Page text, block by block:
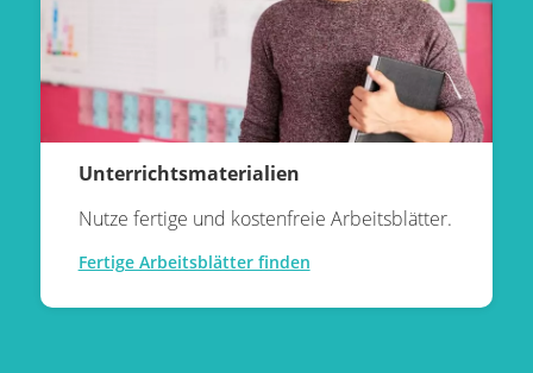
Unterrichtsmaterialien
Nutze fertige und kostenfreie Arbeitsblätter.
Fertige Arbeitsblätter finden